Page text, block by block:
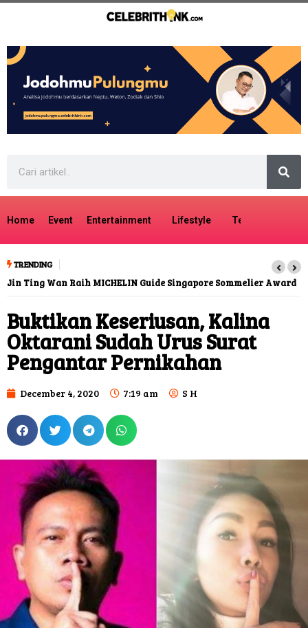
Home Event Entertainment Lifestyle Tech
TRENDING
Jin Ting Wan Raih MICHELIN Guide Singapore Sommelier Award
Buktikan Keseriusan, Kalina
Oktarani Sudah Urus Surat
Pengantar Pernikahan
December 4, 2020 7:19 am S H